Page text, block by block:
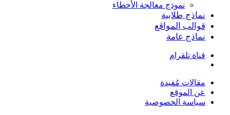
نموذج معالجة الأخطاء
نماذج طلابية
قوالب المواقع
نماذج عامة
قناة تلقرام
مقالات مُفيدة
عن الموقع
سياسة الخصوصية